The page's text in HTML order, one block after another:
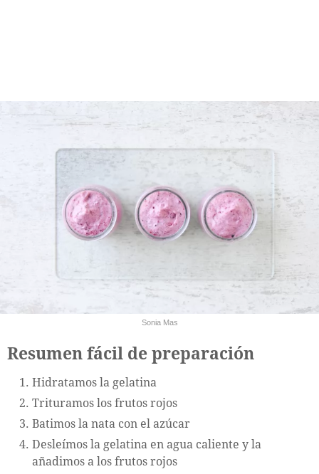
Sonia Mas
Resumen fácil de preparación
Hidratamos la gelatina
Trituramos los frutos rojos
Batimos la nata con el azúcar
Desleímos la gelatina en agua caliente y la
añadimos a los frutos rojos